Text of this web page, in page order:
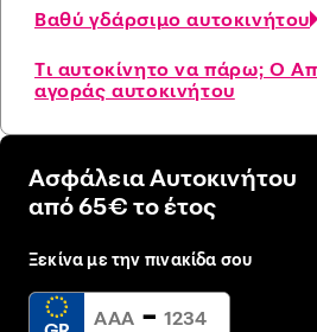
Βαθύ γδάρσιμο αυτοκινήτου
Τι αυτοκίνητο να πάρω; Ο
αγοράς αυτοκινήτου
Ασφάλεια Αυτοκινήτου
από 65€ το έτος
Ξεκίνα με την πινακίδα σου
-